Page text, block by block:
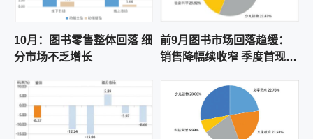
中少总社《一颗子弹的飞行》斩获美国3×3国际
插画展两项大奖
2026-08-05 10:09:47
“宝藏奶奶”出发了！今日飞加拿大参加国际安徒
2026-08-05 09:59:42
“中国现代语文教育理论资料”丛书35卷全部面世
10月：图书零售整体回落 细
分市场不乏增长
前9月图书市场回落趋缓：
销售降幅续收窄 季度首现微